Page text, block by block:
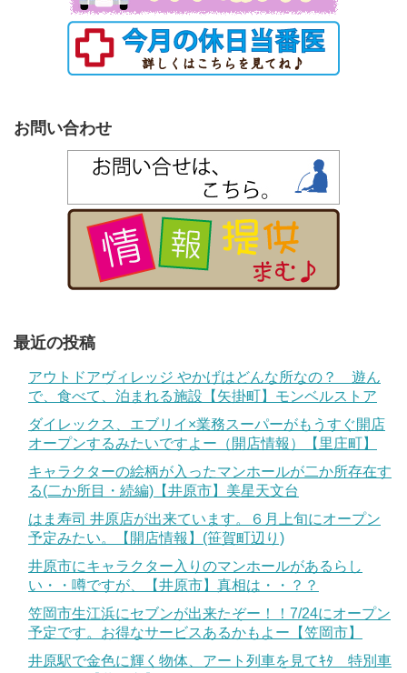
お問い合わせ
最近の投稿
アウトドアヴィレッジ やかげはどんな所なの？ 遊ん
で、食べて、泊まれる施設【矢掛町】モンベルストア
ダイレックス、エブリイ×業務スーパーがもうすぐ開店
オープンするみたいですよー（開店情報）【里庄町】
キャラクターの絵柄が入ったマンホールが二か所存在す
る(二か所目・続編)【井原市】美星天文台
はま寿司 井原店が出来ています。６月上旬にオープン
予定みたい。【開店情報】(笹賀町辺り)
井原市にキャラクター入りのマンホールがあるらし
い・・噂ですが、【井原市】真相は・・？？
笠岡市生江浜にセブンが出来たぞー！！7/24にオープン
予定です。お得なサービスあるかもよー【笠岡市】
井原駅で金色に輝く物体、アート列車を見てｷﾀ 特別車